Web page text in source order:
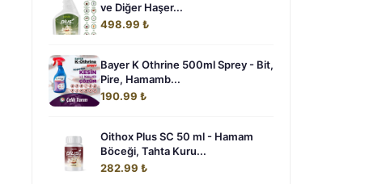
ve Diğer Haşer...
498.99 ₺
Bayer K Othrine 500ml Sprey - Bit,
Pire, Hamamb...
190.99 ₺
Oithox Plus SC 50 ml - Hamam
Böceği, Tahta Kuru...
282.99 ₺